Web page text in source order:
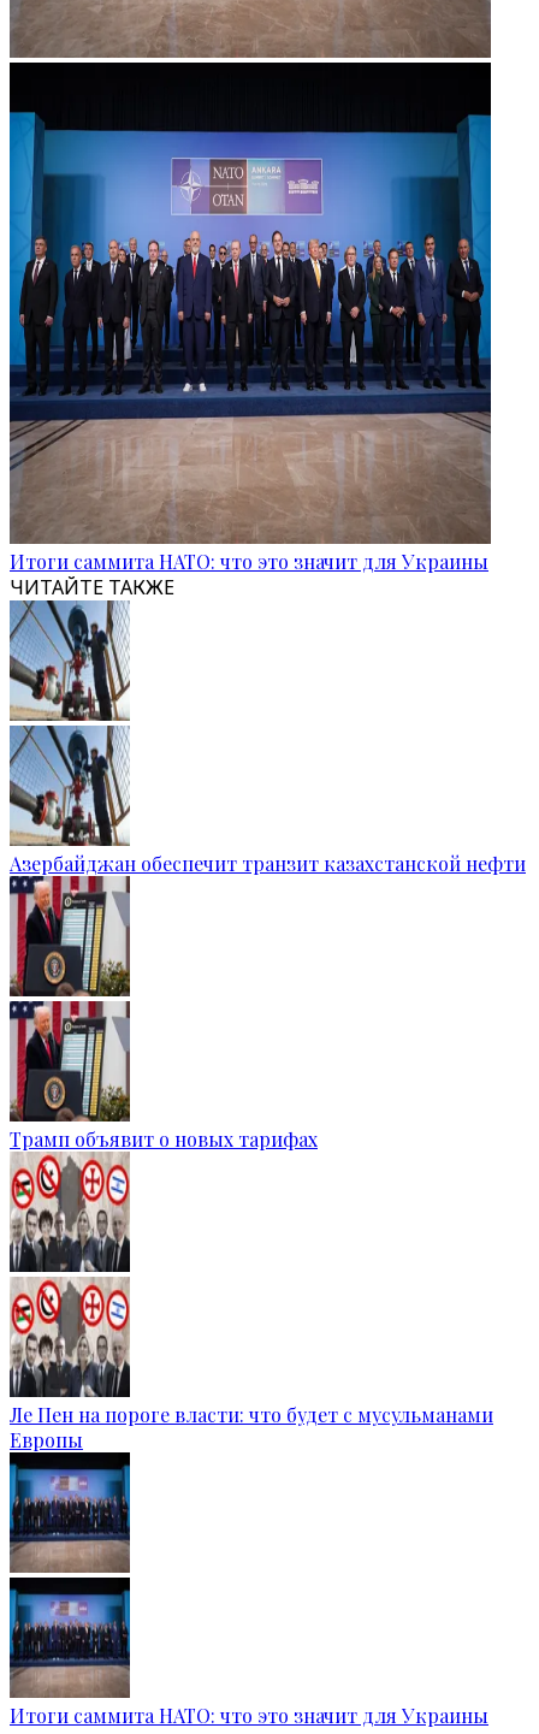
Итоги саммита НАТО: что это значит для Украины
ЧИТАЙТЕ ТАКЖЕ
Азербайджан обеспечит транзит казахстанской нефти
Трамп объявит о новых тарифах
Ле Пен на пороге власти: что будет с мусульманами
Европы
Итоги саммита НАТО: что это значит для Украины